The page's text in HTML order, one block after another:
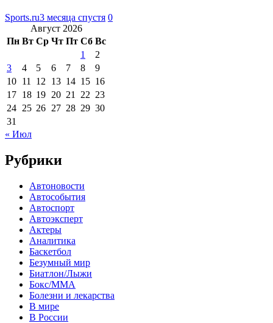
Sports.ru3 месяца спустя 0
Август 2026
Пн Вт Ср Чт Пт Сб Вс
1
2
3
4 5 6 7 8
9
10 11 12 13 14 15 16
17 18 19 20 21 22 23
24 25 26 27 28 29 30
31
« Июл
Рубрики
Автоновости
Автособытия
Автоспорт
Автоэксперт
Актеры
Аналитика
Баскетбол
Безумный мир
Биатлон/Лыжи
Бокс/MMA
Болезни и лекарства
В мире
В России